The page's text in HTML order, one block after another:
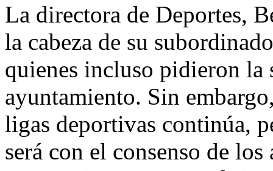
La directora de Deportes,
la cabeza de su
quienes incluso pidieron la
ayuntamiento. Sin
ligas deportivas continúa,
será con el consenso de